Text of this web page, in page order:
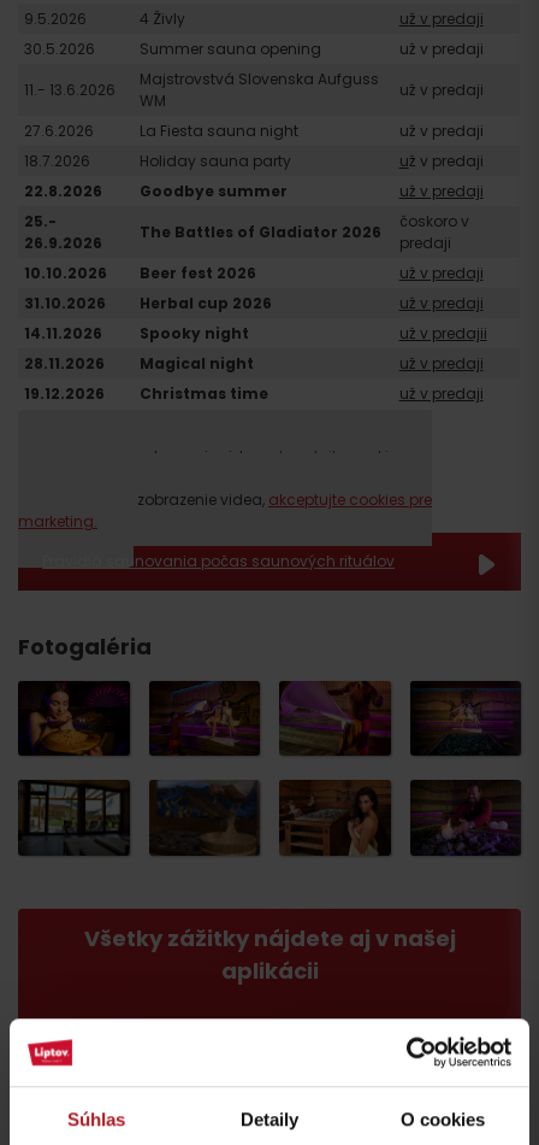
Súhlas Detaily O cookies
9.5.2026
4 Živly už v predaji
30.5.2026
Summer sauna opening
už v predaji
11.- 13.6.2026
Majstrovstvá Slovenska Aufguss
WM
už v predaji
27.6.2026
La Fiesta sauna night
už v predaji
18.7.2026
Holiday sauna party už v predaji
22.8.2026
Goodbye summer
už v predaji
25.-
26.9.2026
The Battles of Gladiator 2026
čoskoro v
predaji
10.10.2026
Beer fest 2026
už v predaji
31.10.2026
Herbal cup 2026
už v predaji
14.11.2026
Spooky night
už v predajii
28.11.2026
Magical night
už v predaji
19.12.2026
Christmas time
už v predaji
Prosím, pre zobrazenie videa,
akceptujte cookies pre
Prosím, pre zobrazenie videa, akceptujte cookies pre
marketing.
Pravidlá saunovania počas saunových rituálov
Fotogaléria
Všetky zážitky nájdete aj v našej
aplikácii
Príchod